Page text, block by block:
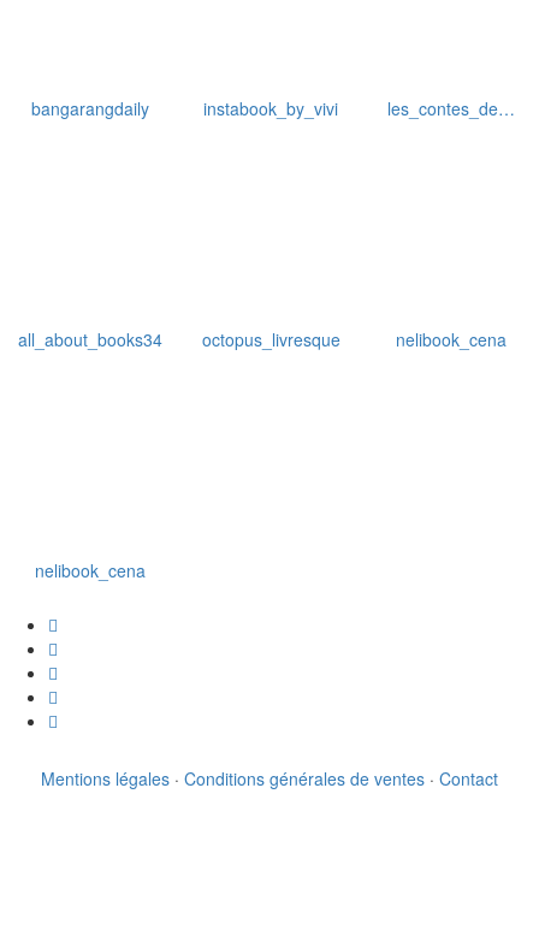
bangarangdaily instabook_by_vivi les_contes_de…
all_about_books34 octopus_livresque nelibook_cena
nelibook_cena
Mentions légales · Conditions générales de ventes · Contact